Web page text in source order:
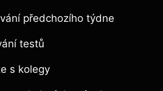
předchozího týdne
testů
s kolegy